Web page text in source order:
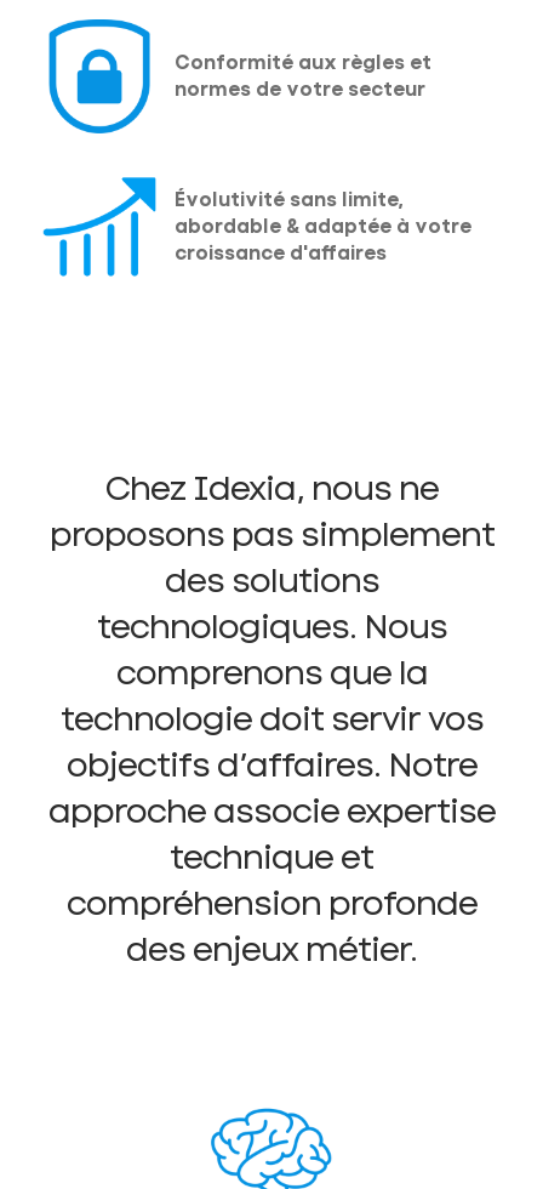
Conformité aux règles et
normes de votre secteur
Évolutivité sans limite,
abordable & adaptée à votre
croissance d'affaires
Chez Idexia, nous ne
proposons pas simplement
des solutions
technologiques. Nous
comprenons que la
technologie doit servir vos
objectifs d’affaires. Notre
approche associe expertise
technique et
compréhension profonde
des enjeux métier.